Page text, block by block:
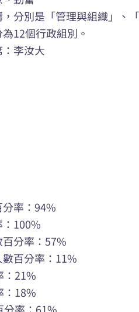
分別是「管理與組織」、
12個行政組別。
李汝大
率：94%
100%
分率：57%
百分率：11%
：21%
：18%
分率：61%